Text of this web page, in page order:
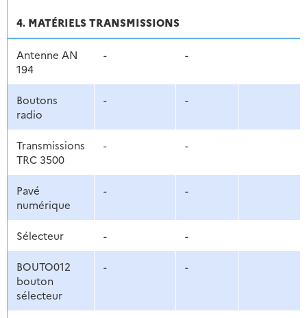
4. MATÉRIELS TRANSMISSIONS
Antenne AN
194
- -
Boutons
radio
- -
Transmissions
TRC 3500
- -
Pavé
numérique
- -
Sélecteur - -
BOUTO012
bouton
sélecteur
- -